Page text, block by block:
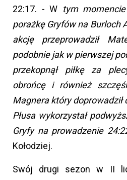
22:17. - W tym
porażkę Gryfów na Burloch
akcję przeprowadził
podobnie jak w pierwszej
przekopnął piłkę za
obrońcę i również
Magnera który doprowadził
Płusa wykorzystał
Gryfy na prowadzenie
Kołodziej.
Swój drugi sezon w II